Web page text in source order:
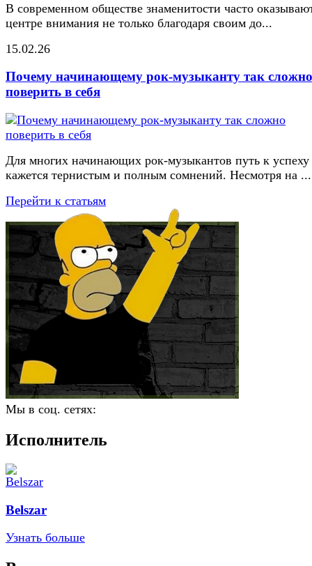
В современном обществе знаменитости часто
центре внимания не только благодаря своим до...
15.02.26
Почему начинающему рок-музыканту так сложно
поверить в себя
Для многих начинающих рок-музыкантов путь к успеху
кажется тернистым и полным сомнений. Несмотря на ...
Перейти к статьям
Мы в соц. сетях:
Исполнитель
Belszar
Узнать больше